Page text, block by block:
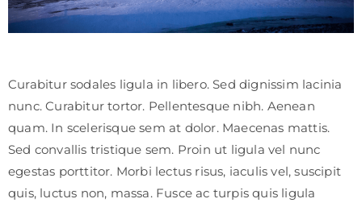
Curabitur sodales ligula in libero. Sed dignissim lacinia
nunc. Curabitur tortor. Pellentesque nibh. Aenean
quam. In scelerisque sem at dolor. Maecenas mattis.
Sed convallis tristique sem. Proin ut ligula vel nunc
egestas porttitor. Morbi lectus risus, iaculis vel, suscipit
quis, luctus non, massa. Fusce ac turpis quis ligula